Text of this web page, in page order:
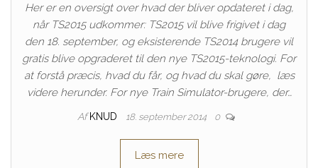
Her er en oversigt over hvad der bliver opdateret i dag,
når TS2015 udkommer: TS2015 vil blive frigivet i dag
den 18. september, og eksisterende TS2014 brugere vil
gratis blive opgraderet til den nye TS2015-teknologi. For
at forstå præcis, hvad du får, og hvad du skal gøre, læs
videre herunder. For nye Train Simulator-brugere, der…
Af KNUD 18. september 2014 0
Læs mere